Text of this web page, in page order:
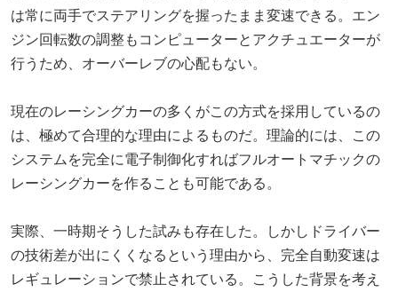
は常に両手でステアリングを握ったまま変速できる。エン
ジン回転数の調整もコンピューターとアクチュエーターが
行うため、オーバーレブの心配もない。
現在のレーシングカーの多くがこの方式を採用しているの
は、極めて合理的な理由によるものだ。理論的には、この
システムを完全に電子制御化すればフルオートマチックの
レーシングカーを作ることも可能である。
実際、一時期そうした試みも存在した。しかしドライバー
の技術差が出にくくなるという理由から、完全自動変速は
レギュレーションで禁止されている。こうした背景を考え